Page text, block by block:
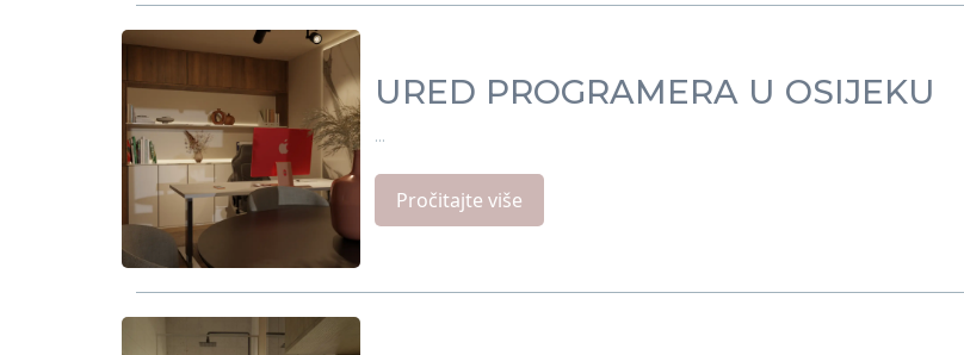
URED PROGRAMERA U OSIJEKU
...
Pročitajte više